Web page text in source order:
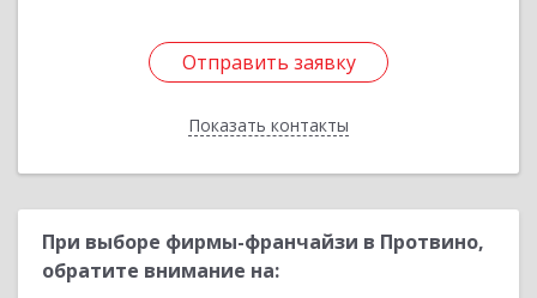
Отправить заявку
Показать контакты
Отправить заявку
Назад
При выборе фирмы-франчайзи в Протвино,
обратите внимание на: